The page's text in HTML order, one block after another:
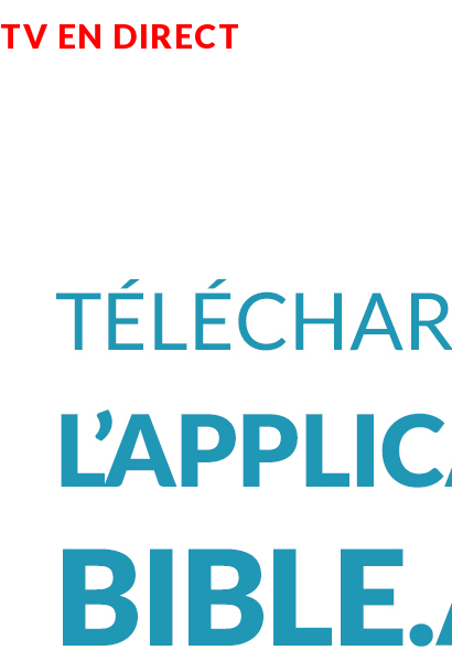
TV EN DIRECT